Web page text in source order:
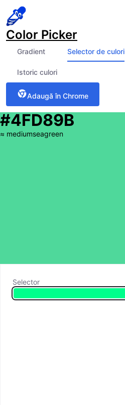
Color Picker
Gradient Selector de culori
Istoric culori
Adaugă în Chrome
#4FD89B
≈ mediumseagreen
Selector